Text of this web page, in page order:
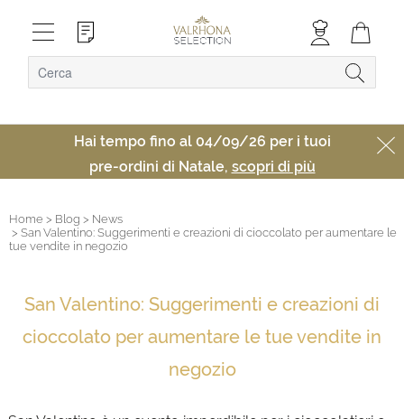
Hai tempo fino al 04/09/26 per i tuoi
pre-ordini di Natale, scopri di più
Home > Blog > News
> San Valentino: Suggerimenti e creazioni di cioccolato per aumentare le
tue vendite in negozio
San Valentino: Suggerimenti e creazioni di
cioccolato per aumentare le tue vendite in
negozio